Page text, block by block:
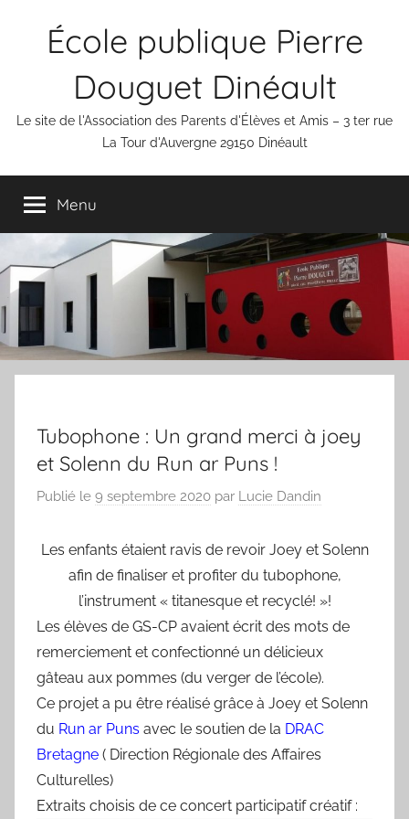
École publique Pierre
Douguet Dinéault
Le site de l'Association des Parents d'Élèves et Amis – 3 ter rue
La Tour d'Auvergne 29150 Dinéault
Menu
Tubophone : Un grand merci à joey
et Solenn du Run ar Puns !
Publié le 9 septembre 2020 par Lucie Dandin
Les enfants étaient ravis de revoir Joey et Solenn
afin de finaliser et profiter du tubophone,
l’instrument « titanesque et recyclé! »!
Les élèves de GS-CP avaient écrit des mots de
remerciement et confectionné un délicieux
gâteau aux pommes (du verger de l’école).
Ce projet a pu être réalisé grâce à Joey et Solenn
du Run ar Puns avec le soutien de la DRAC
Bretagne ( Direction Régionale des Affaires
Culturelles)
Extraits choisis de ce concert participatif créatif :